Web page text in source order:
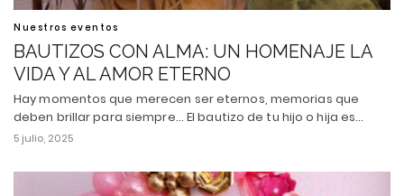
Nuestros eventos
BAUTIZOS CON ALMA: UN HOMENAJE LA
VIDA Y AL AMOR ETERNO
Hay momentos que merecen ser eternos, memorias que
deben brillar para siempre... El bautizo de tu hijo o hija es…
5 julio, 2025